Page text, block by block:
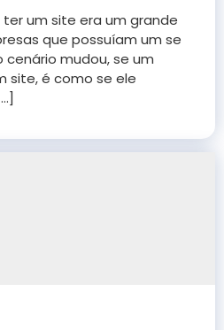
um site era um grande
que possuíam um se
cenário mudou, se um
site, é como se ele